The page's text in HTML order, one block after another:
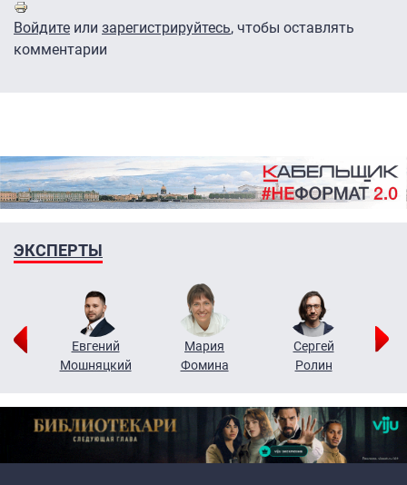
Войдите или зарегистрируйтесь, чтобы оставлять
комментарии
ЭКСПЕРТЫ
Евгений
Мошняцкий
Мария
Фомина
Сергей
Ролин